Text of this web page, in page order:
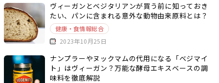
ヴィーガンとベジタリアンが買う前に知っておき
たい、パンに含まれる意外な動物由来原料とは？
健康・食情報総合
2023年10月25日
ナンプラーやヌックマムの代用になる「ベジマイ
ト」はヴィーガン？万能な酵母エキスベースの調
味料を徹底解説